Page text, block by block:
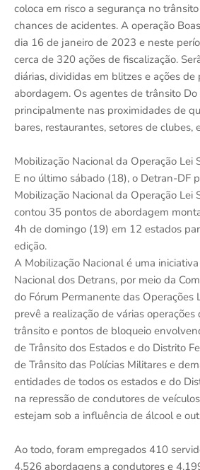
coloca em risco a segurança no
chances de acidentes. A operação
dia 16 de janeiro de 2023 e neste
cerca de 320 ações de fiscalização.
diárias, divididas em blitzes e ações
abordagem. Os agentes de trânsito
principalmente nas proximidades de
bares, restaurantes, setores de clubes,
Mobilização Nacional da Operação Lei
E no último sábado (18), o Detran-DF
Mobilização Nacional da Operação Lei
contou 35 pontos de abordagem
4h de domingo (19) em 12 estados
edição.
A Mobilização Nacional é uma
Nacional dos Detrans, por meio da
do Fórum Permanente das Operações
prevê a realização de várias operações
trânsito e pontos de bloqueio
de Trânsito dos Estados e do Distrito
de Trânsito das Polícias Militares e
entidades de todos os estados e do
na repressão de condutores de
estejam sob a influência de álcool e
Ao todo, foram empregados 410
4.526 abordagens a condutores e